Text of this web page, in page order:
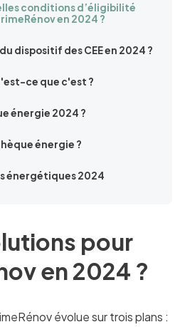
conditions d’éligibilité
en 2024 ?
dispositif des CEE en 2024 ?
ce que c'est ?
énergie 2024 ?
énergie ?
énergétiques 2024
pour
en 2024 ?
évolue sur trois plans :